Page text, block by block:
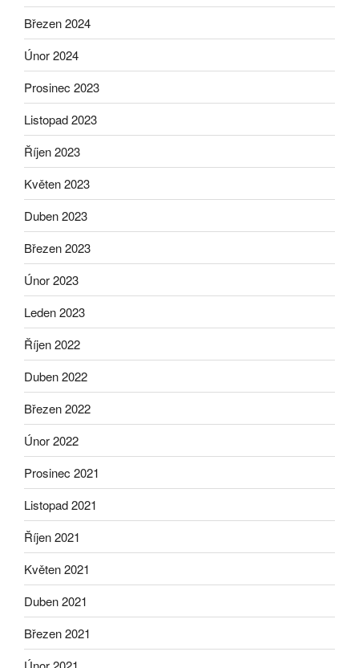
Březen 2024
Únor 2024
Prosinec 2023
Listopad 2023
Říjen 2023
Květen 2023
Duben 2023
Březen 2023
Únor 2023
Leden 2023
Říjen 2022
Duben 2022
Březen 2022
Únor 2022
Prosinec 2021
Listopad 2021
Říjen 2021
Květen 2021
Duben 2021
Březen 2021